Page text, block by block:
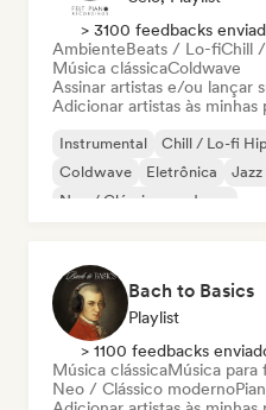
> 3100 feedbacks
AmbienteBeats / Lo-fiChill
Música clássicaColdwave
Assinar artistas e/ou lançar
Adicionar artistas às
Instrumental Chill / Lo-fi
Coldwave
Eletrônica
Neo / Clássico moderno
Bach to Basics
Playlist
> 1100 feedbacks
Música clássicaMúsica para
Neo / Clássico moderno